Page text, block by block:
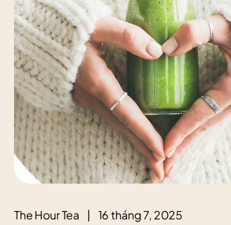
The Hour Tea | 16 tháng 7, 2025